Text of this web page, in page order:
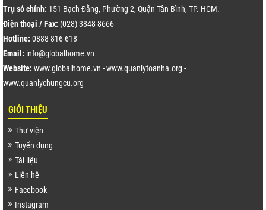
Trụ sở chính: 151 Bạch Đằng, Phường 2, Quận Tân Bình, TP. HCM.
Điện thoại / Fax: (028) 3848 8666
Hotline: 0888 816 618
Email: info@globalhome.vn
Website: www.globalhome.vn -www.quanlytoanha.org -
www.quanlychungcu.org
GIỚI THIỆU
Thư viện
Tuyển dụng
Tài liệu
Liên hệ
Facebook
Instagram